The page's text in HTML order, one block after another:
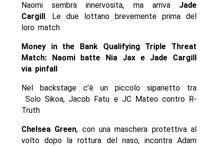
Naomi sembra innervosita, ma arriva Jade
Cargill . Le due lottano brevemente prima del
loro match
Money in the Bank Qualifying Triple Threat
Match: Naomi batte Nia Jax e Jade Cargill
via pinfall
Nel backstage c’è un piccolo siparietto tra
Solo Sikoa, Jacob Fatu e JC Mateo contro R-
Truth
Chelsea Green, con una maschera protettiva al
volto dopo la rottura del naso, incontra Adam